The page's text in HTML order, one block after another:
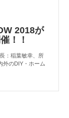
2018が
！！
：稲葉敏幸、所
外のDIY・ホーム